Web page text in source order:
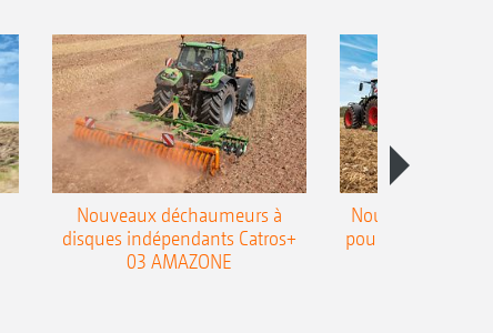
Nouveaux déchaumeurs à
disques indépendants Catros+
03 AMAZONE
Nouvelle double
pour le